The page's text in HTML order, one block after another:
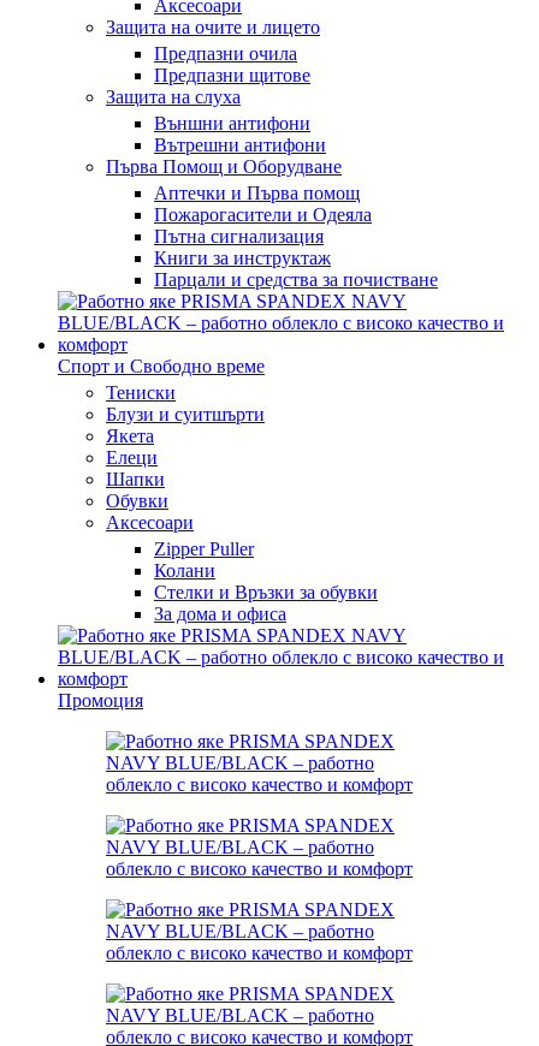
Аксесоари
Защита на очите и лицето
Предпазни очила
Предпазни щитове
Защита на слуха
Външни антифони
Вътрешни антифони
Първа Помощ и Оборудване
Аптечки и Първа помощ
Пожарогасители и Одеяла
Пътна сигнализация
Книги за инструктаж
Парцали и средства за почистване
Спорт и Свободно време
Тениски
Блузи и суитшърти
Якета
Елеци
Шапки
Обувки
Аксесоари
Zipper Puller
Колани
Стелки и Връзки за обувки
За дома и офиса
Промоция